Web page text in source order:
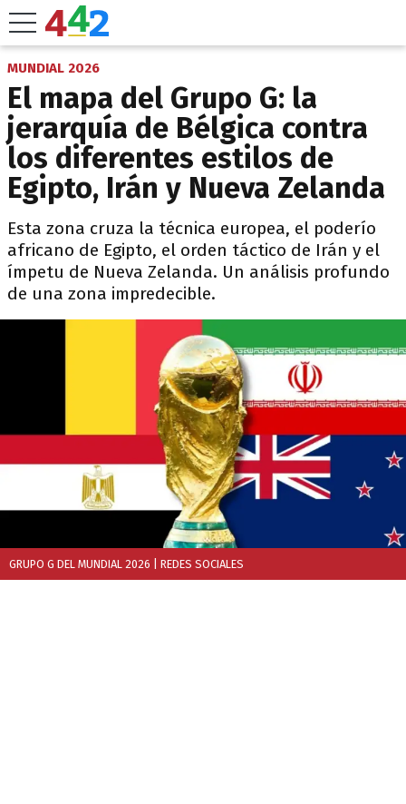
MUNDIAL 2026
El mapa del Grupo G: la
jerarquía de Bélgica contra
los diferentes estilos de
Egipto, Irán y Nueva Zelanda
Esta zona cruza la técnica europea, el poderío
africano de Egipto, el orden táctico de Irán y el
ímpetu de Nueva Zelanda. Un análisis profundo
de una zona impredecible.
GRUPO G DEL MUNDIAL 2026 | REDES SOCIALES